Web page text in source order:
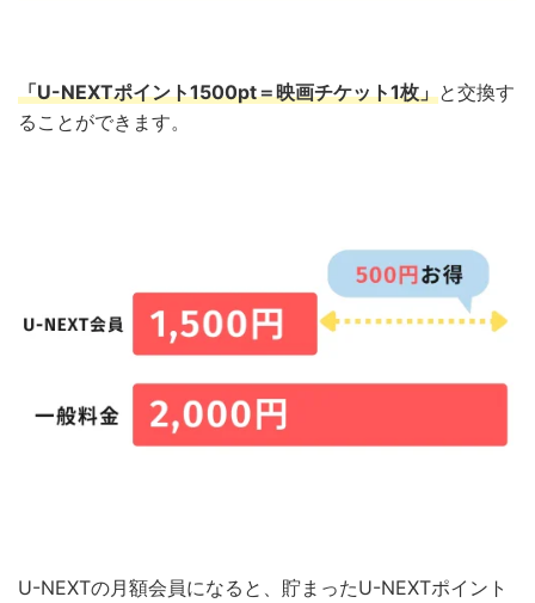
「U-NEXTポイント1500pt＝映画チケット1枚」と交換す
ることができます。
U-NEXTの月額会員になると、貯まったU-NEXTポイント